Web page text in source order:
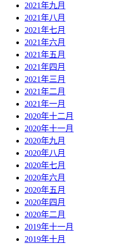
2021年九月
2021年八月
2021年七月
2021年六月
2021年五月
2021年四月
2021年三月
2021年二月
2021年一月
2020年十二月
2020年十一月
2020年九月
2020年八月
2020年七月
2020年六月
2020年五月
2020年四月
2020年二月
2019年十一月
2019年十月